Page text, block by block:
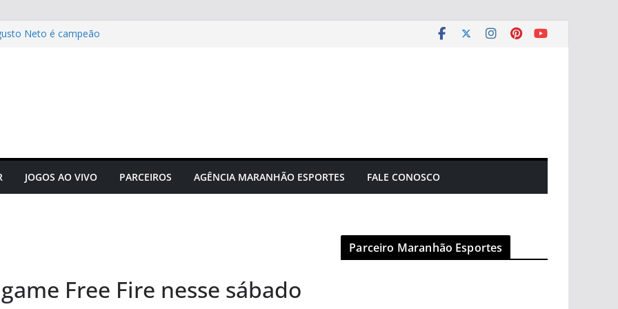
Neto é campeão
futebol maranhense
do jogo Maranhão x
para evitar lesões
JOGOS AO VIVO PARCEIROS AGÊNCIA MARANHÃO ESPORTES FALE CONOSCO
Free Fire nesse sábado
Parceiro Maranhão Esportes